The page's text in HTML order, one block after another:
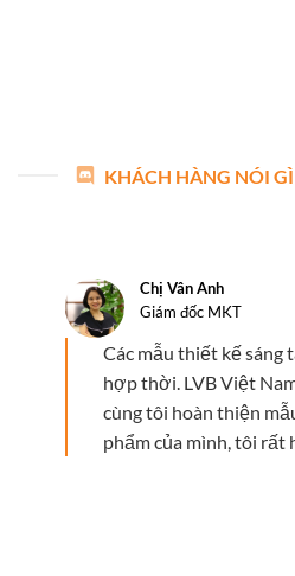
KHÁCH HÀNG NÓI
Chị Vân Anh
Giám đốc MKT
Các mẫu thiết kế sáng
hợp thời. LVB Việt
cùng tôi hoàn thiện
phẩm của mình, tôi rất